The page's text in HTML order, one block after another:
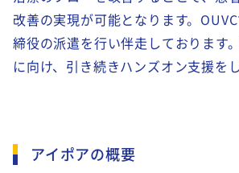
改善の実現が可能となります。
締役の派遣を行い伴走しております
に向け、引き続きハンズオン支援を
アイポアの概要